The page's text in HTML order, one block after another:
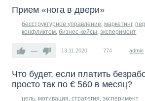
Прием «нога в двери»
бесструктурное управление, маркетинг,
конфликтом,бизнес-кейсы,эксперимент
— 13.11.2020 774 admin
Что будет, если платить
просто так по € 560 в месяц?
цель, мотивация,стратегия,эксперимент